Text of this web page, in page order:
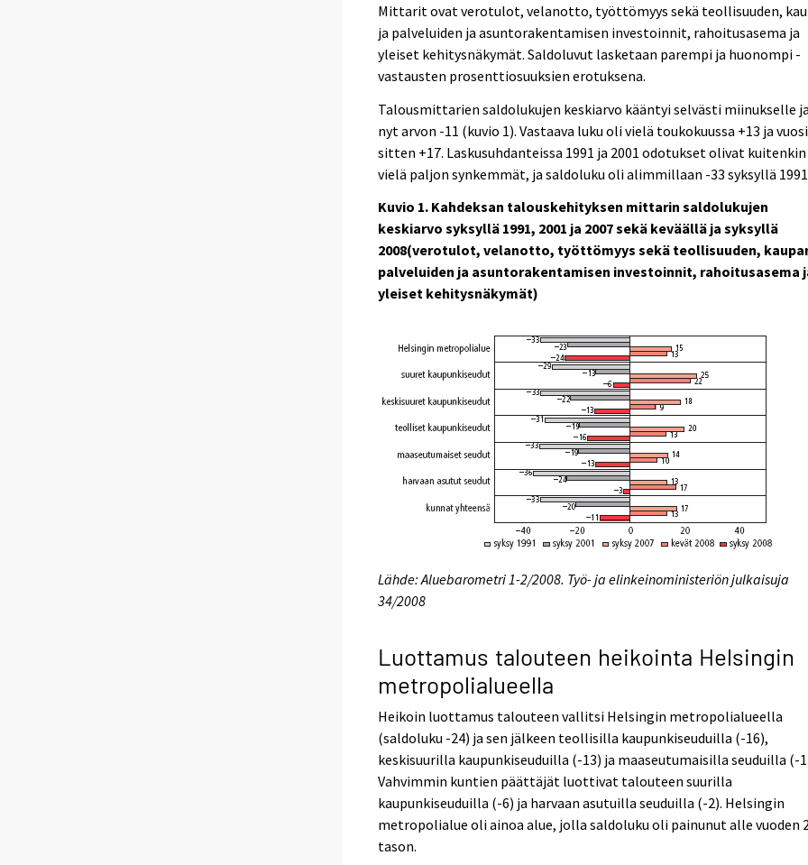
Mittarit ovat verotulot, velanotto, työttömyys sekä teollisuuden,
ja palveluiden ja asuntorakentamisen investoinnit, rahoitusasema ja
yleiset kehitysnäkymät. Saldoluvut lasketaan parempi ja huonompi -
vastausten prosenttiosuuksien erotuksena.
Talousmittarien saldolukujen keskiarvo kääntyi selvästi miinukselle
nyt arvon -11 (kuvio 1). Vastaava luku oli vielä toukokuussa +13 ja vuosi
sitten +17. Laskusuhdanteissa 1991 ja 2001 odotukset olivat kuitenkin
vielä paljon synkemmät, ja saldoluku oli alimmillaan -33 syksyllä
Kuvio 1. Kahdeksan talouskehityksen mittarin saldolukujen
keskiarvo syksyllä 1991, 2001 ja 2007 sekä keväällä ja syksyllä
2008(verotulot, velanotto, työttömyys sekä teollisuuden,
palveluiden ja asuntorakentamisen investoinnit, rahoitusasema
yleiset kehitysnäkymät)
Lähde: Aluebarometri 1-2/2008. Työ- ja elinkeinoministeriön julkaisuja
34/2008
Luottamus talouteen heikointa Helsingin
metropolialueella
Heikoin luottamus talouteen vallitsi Helsingin metropolialueella
(saldoluku -24) ja sen jälkeen teollisilla kaupunkiseuduilla (-16),
keskisuurilla kaupunkiseuduilla (-13) ja maaseutumaisilla seuduilla (-
Vahvimmin kuntien päättäjät luottivat talouteen suurilla
kaupunkiseuduilla (-6) ja harvaan asutuilla seuduilla (-2). Helsingin
metropolialue oli ainoa alue, jolla saldoluku oli painunut alle vuoden
tason.